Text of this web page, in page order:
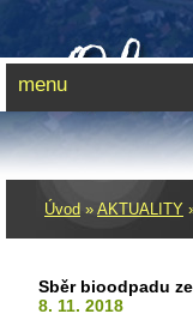
Úvod » AKTUALITY
Sběr bioodpadu
8. 11. 2018
menu